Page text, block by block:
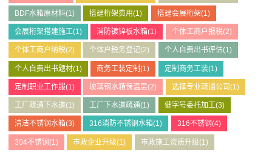
BDF水箱原材料(1) 搭建桁架费用(1) 搭建会展桁架(1)
会展桁架搭建施工(1) 消防镀锌板水箱(1) 个体工商户报税(2)
个体工商户纳税(2) 个体户税务登记(2) 个人自费出书评估(1)
个人自费出书题材(1) 商务工装定制(1) 定制商务工装(1)
定制职业工作服(1) 玻璃钢水箱保温层(2) 选择专业疏通公司 (1)
工厂疏通下水道(1) 工厂下水道疏通(1) 健字号委托加工(3)
清洁不锈钢水箱(3) 316消防不锈钢水箱(1) 316不锈钢(4)
304不锈钢(1) 市政企业升级(1) 市政施工资质升级(1)